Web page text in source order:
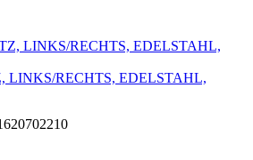
LINKS/RECHTS, EDELSTAHL,